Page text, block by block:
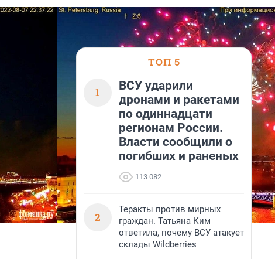
ТОП 5
1
ВСУ ударили
дронами и ракетами
по одиннадцати
регионам России.
Власти сообщили о
погибших и раненых
113 082
2
Теракты против мирных
граждан. Татьяна Ким
ответила, почему ВСУ атакует
склады Wildberries